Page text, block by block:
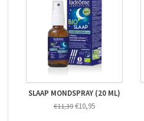
SLAAP MONDSPRAY (20 ML)
€11,39 €10,95